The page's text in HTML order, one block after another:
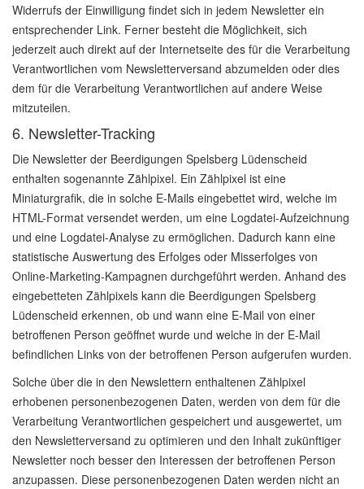
Widerrufs der Einwilligung findet sich in jedem Newsletter ein
entsprechender Link. Ferner besteht die Möglichkeit, sich
jederzeit auch direkt auf der Internetseite des für die Verarbeitung
Verantwortlichen vom Newsletterversand abzumelden oder dies
dem für die Verarbeitung Verantwortlichen auf andere Weise
mitzuteilen.
6. Newsletter-Tracking
Die Newsletter der Beerdigungen Spelsberg Lüdenscheid
enthalten sogenannte Zählpixel. Ein Zählpixel ist eine
Miniaturgrafik, die in solche E-Mails eingebettet wird, welche im
HTML-Format versendet werden, um eine Logdatei-Aufzeichnung
und eine Logdatei-Analyse zu ermöglichen. Dadurch kann eine
statistische Auswertung des Erfolges oder Misserfolges von
Online-Marketing-Kampagnen durchgeführt werden. Anhand des
eingebetteten Zählpixels kann die Beerdigungen Spelsberg
Lüdenscheid erkennen, ob und wann eine E-Mail von einer
betroffenen Person geöffnet wurde und welche in der E-Mail
befindlichen Links von der betroffenen Person aufgerufen wurden.
Solche über die in den Newslettern enthaltenen Zählpixel
erhobenen personenbezogenen Daten, werden von dem für die
Verarbeitung Verantwortlichen gespeichert und ausgewertet, um
den Newsletterversand zu optimieren und den Inhalt zukünftiger
Newsletter noch besser den Interessen der betroffenen Person
anzupassen. Diese personenbezogenen Daten werden nicht an